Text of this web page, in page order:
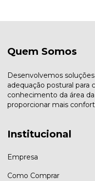
Quem Somos
Desenvolvemos
adequação postural para
conhecimento da área
proporcionar mais
Institucional
Empresa
Como Comprar